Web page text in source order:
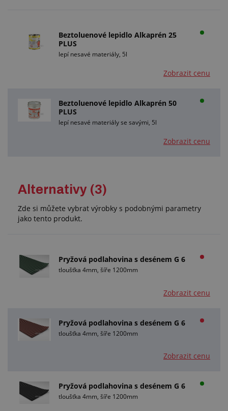
Beztoluenové lepidlo Alkaprén 25
PLUS
lepí nesavé materiály, 5l
Zobrazit cenu
Beztoluenové lepidlo Alkaprén 50
PLUS
lepí nesavé materiály se savými, 5l
Zobrazit cenu
Alternativy (3)
Zde si můžete vybrat výrobky s podobnými parametry
jako tento produkt.
Pryžová podlahovina s desénem G 6
tloušťka 4mm, šíře 1200mm
Zobrazit cenu
Pryžová podlahovina s desénem G 6
tloušťka 4mm, šíře 1200mm
Zobrazit cenu
Pryžová podlahovina s desénem G 6
tloušťka 4mm, šíře 1200mm